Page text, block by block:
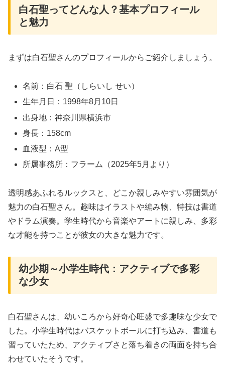
白石聖ってどんな人？基本プロフィール
と魅力
まずは白石聖さんのプロフィールからご紹介しましょう。
名前：白石 聖（しらいし せい）
生年月日：1998年8月10日
出身地：神奈川県横浜市
身長：158cm
血液型：A型
所属事務所：フラーム（2025年5月より）
透明感あふれるルックスと、どこか親しみやすい雰囲気が
魅力の白石聖さん。趣味はイラストや編み物、特技は書道
やドラム演奏。学生時代から音楽やアートに親しみ、多彩
な才能を持つことが彼女の大きな魅力です。
幼少期～小学生時代：アクティブで多彩
な少女
白石聖さんは、幼いころから好奇心旺盛で多趣味な少女で
した。小学生時代はバスケットボールに打ち込み、書道も
習っていたため、アクティブさと落ち着きの両面を持ち合
わせていたそうです。